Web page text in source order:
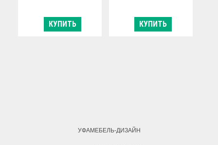
КУПИТЬ КУПИТЬ
УФАМЕБЕЛЬ-ДИЗАЙН